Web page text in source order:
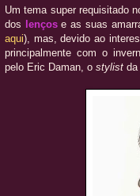
Um tema super requisitado
dos lençose as suas
aqui), mas, devido ao
principalmente com o
pelo Eric Daman, o stylist da